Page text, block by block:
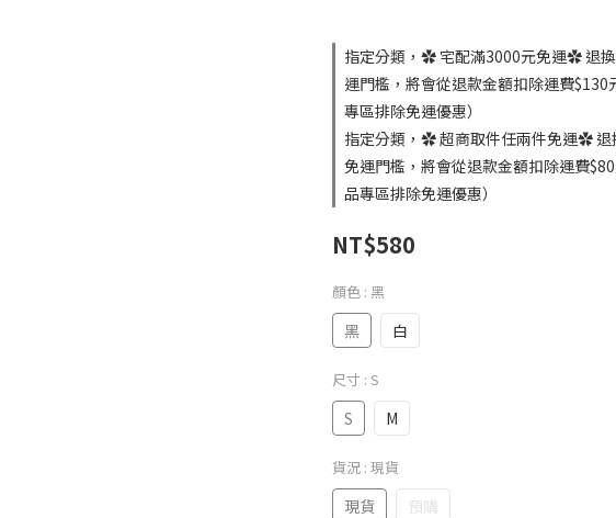
指定分類，✿ 宅配滿3000元免運✿ 退
運門檻，將會從退款金額扣除運費$130
專區排除免運優惠）
指定分類，✿ 超商取件任兩件免運✿ 退
免運門檻，將會從退款金額扣除運費
品專區排除免運優惠）
NT$580
顏色 : 黑
黑 白
尺寸 : S
S M
貨況 : 現貨
現貨 預購